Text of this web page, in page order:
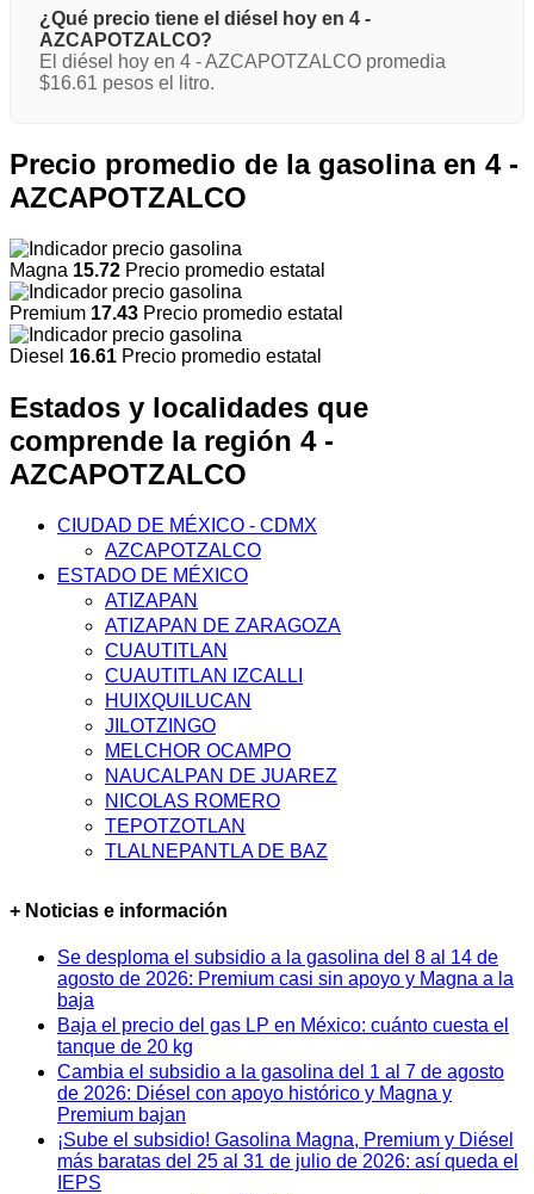
¿Qué precio tiene el diésel hoy en 4 -
AZCAPOTZALCO?
El diésel hoy en 4 - AZCAPOTZALCO promedia
$16.61 pesos el litro.
Precio promedio de la gasolina en 4 -
AZCAPOTZALCO
Magna 15.72 Precio promedio estatal
Premium 17.43 Precio promedio estatal
Diesel 16.61 Precio promedio estatal
Estados y localidades que
comprende la región 4 -
AZCAPOTZALCO
CIUDAD DE MÉXICO - CDMX
AZCAPOTZALCO
ESTADO DE MÉXICO
ATIZAPAN
ATIZAPAN DE ZARAGOZA
CUAUTITLAN
CUAUTITLAN IZCALLI
HUIXQUILUCAN
JILOTZINGO
MELCHOR OCAMPO
NAUCALPAN DE JUAREZ
NICOLAS ROMERO
TEPOTZOTLAN
TLALNEPANTLA DE BAZ
+ Noticias e información
Se desploma el subsidio a la gasolina del 8 al 14 de
agosto de 2026: Premium casi sin apoyo y Magna a la
baja
Baja el precio del gas LP en México: cuánto cuesta el
tanque de 20 kg
Cambia el subsidio a la gasolina del 1 al 7 de agosto
de 2026: Diésel con apoyo histórico y Magna y
Premium bajan
¡Sube el subsidio! Gasolina Magna, Premium y Diésel
más baratas del 25 al 31 de julio de 2026: así queda el
IEPS